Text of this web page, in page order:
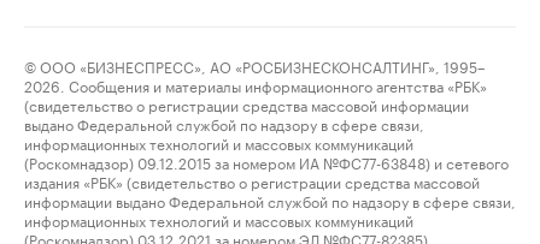
© ООО «БИЗНЕСПРЕСС», АО «РОСБИЗНЕСКОНСАЛТИНГ», 1995–
2026. Сообщения и материалы информационного агентства «РБК»
(свидетельство о регистрации средства массовой информации
выдано Федеральной службой по надзору в сфере связи,
информационных технологий и массовых коммуникаций
(Роскомнадзор) 09.12.2015 за номером ИА №ФС77-63848) и сетевого
издания «РБК» (свидетельство о регистрации средства массовой
информации выдано Федеральной службой по надзору в сфере связи,
информационных технологий и массовых коммуникаций
(Роскомнадзор) 03.12.2021 за номером ЭЛ №ФС77-82385)